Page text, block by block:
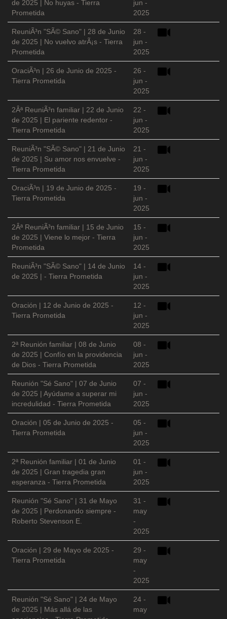
de 2025 | No huyas - Tierra
Prometida
jun -
2025
ReuniÃ³n "SÃ© Sano" | 28 de Junio
de 2025 | No vuelvo atrÃ¡s - Tierra
Prometida
28 -
jun -
2025
OraciÃ³n | 26 de Junio de 2025 -
Tierra Prometida
26 -
jun -
2025
2Âª ReuniÃ³n familiar | 22 de Junio
de 2025 | El pariente redentor -
Tierra Prometida
22 -
jun -
2025
ReuniÃ³n "SÃ© Sano" | 21 de Junio
de 2025 | Su amor nos envuelve -
Tierra Prometida
21 -
jun -
2025
OraciÃ³n | 19 de Junio de 2025 -
Tierra Prometida
19 -
jun -
2025
2Âª ReuniÃ³n familiar | 15 de Junio
de 2025 | Viene lo mejor - Tierra
Prometida
15 -
jun -
2025
ReuniÃ³n "SÃ© Sano" | 14 de Junio
de 2025 | - Tierra Prometida
14 -
jun -
2025
Oración | 12 de Junio de 2025 -
Tierra Prometida
12 -
jun -
2025
2ª Reunión familiar | 08 de Junio
de 2025 | Confío en la providencia
de Dios - Tierra Prometida
08 -
jun -
2025
Reunión "Sé Sano" | 07 de Junio
de 2025 | Ayúdame a superar mi
incredulidad - Tierra Prometida
07 -
jun -
2025
Oración | 05 de Junio de 2025 -
Tierra Prometida
05 -
jun -
2025
2ª Reunión familiar | 01 de Junio
de 2025 | Gran tragedia gran
esperanza - Tierra Prometida
01 -
jun -
2025
Reunión "Sé Sano" | 31 de Mayo
de 2025 | Perdonando siempre -
Roberto Stevenson E.
31 -
may
-
2025
Oración | 29 de Mayo de 2025 -
Tierra Prometida
29 -
may
-
2025
Reunión "Sé Sano" | 24 de Mayo
de 2025 | Más allá de las
24 -
may